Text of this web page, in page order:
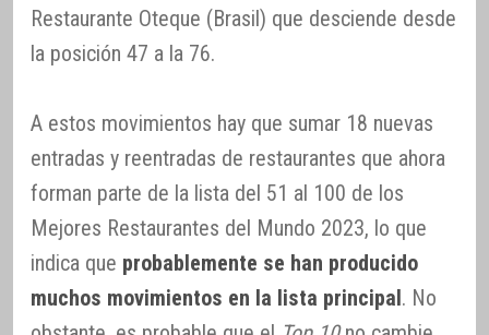
Restaurante Oteque (Brasil) que desciende desde
la posición 47 a la 76.
A estos movimientos hay que sumar 18 nuevas
entradas y reentradas de restaurantes que ahora
forman parte de la lista del 51 al 100 de los
Mejores Restaurantes del Mundo 2023, lo que
indica que probablemente se han producido
muchos movimientos en la lista principal. No